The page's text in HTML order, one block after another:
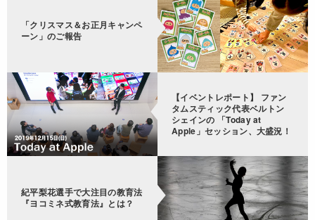
「クリスマス＆お正月キャンペ
ーン」のご報告
【イベントレポート】 ファン
タムスティック代表ベルトン
シェインの 「Today at
Apple」セッション、大盛況！
紀平梨花選手で大注目の教育法
『ヨコミネ式教育法』とは？